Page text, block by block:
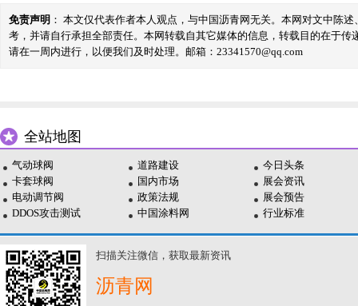
免责声明 ： 本文仅代表作者本人观点，与中国沥青网无关。本网对文中陈
考，并请自行承担全部责任。本网转载自其它媒体的信息，转载目的在于
请在一周内进行，以便我们及时处理。邮箱：23341570@qq.com
全站地图
气动球阀
卡套球阀
电动调节阀
DDOS攻击测试
道路建设
国内市场
政策法规
中国涂料网
今日头条
展会资讯
展会预告
行业标准
扫描关注微信，获取最新资讯
沥青网